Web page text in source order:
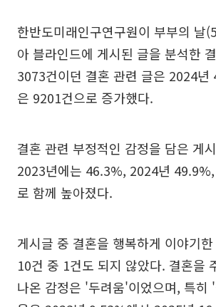
한반도미래인구연구원이 부부의 날
아 블라인드에 게시된 글을 분석한
3073건이던 결혼 관련 글은 2024년
은 9201건으로 증가했다.
결혼 관련 부정적인 감정을 담은 게
2023년에는 46.3%, 2024년
로 함께 높아졌다.
게시글 중 결혼을 행복하게 이야기
10건 중 1건도 되지 않았다. 결혼을
나온 감정은 '두려움'이었으며, 특히